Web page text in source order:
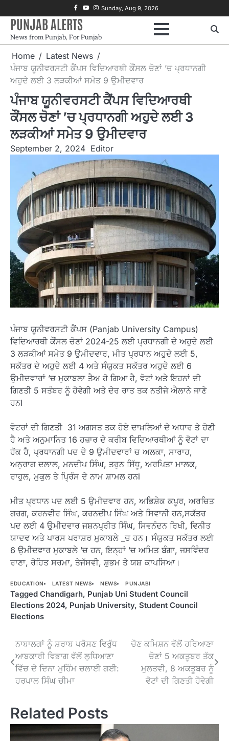
to
content
Facebook
Youtube
Instagram
Sunday, Aug 9, 2026
PUNJAB ALERTS
News from Punjab, For Punjab
Home
Latest News
ਪੰਜਾਬ ਯੂਨੀਵਰਸਟੀ ਕੈਂਪਸ ਵਿਦਿਆਰਥੀ ਕੌਂਸਲ ਚੋਣਾਂ ’ਚ ਪ੍ਰਧਾਨਗੀ
ਅਹੁਦੇ ਲਈ 3 ਲੜਕੀਆਂ ਸਮੇਤ 9 ਉਮੀਦਵਾਰ
ਪੰਜਾਬ ਯੂਨੀਵਰਸਟੀ ਕੈਂਪਸ ਵਿਦਿਆਰਥੀ
ਕੌਂਸਲ ਚੋਣਾਂ ’ਚ ਪ੍ਰਧਾਨਗੀ ਅਹੁਦੇ ਲਈ 3
ਲੜਕੀਆਂ ਸਮੇਤ 9 ਉਮੀਦਵਾਰ
September 2, 2024 Editor
ਪੰਜਾਬ ਯੂਨੀਵਰਸਟੀ ਕੈਂਪਸ (Panjab University Campus)
ਵਿਦਿਆਰਥੀ ਕੌਂਸਲ ਚੋਣਾਂ 2024-25 ਲਈ ਪ੍ਰਧਾਨਗੀ ਦੇ ਅਹੁਦੇ ਲਈ
3 ਲੜਕੀਆਂ ਸਮੇਤ 9 ਉਮੀਦਵਾਰ, ਮੀਤ ਪ੍ਰਧਾਨ ਅਹੁਦੇ ਲਈ 5,
ਸਕੱਤਰ ਦੇ ਅਹੁਦੇ ਲਈ 4 ਅਤੇ ਸੰਯੁਕਤ ਸਕੱਤਰ ਅਹੁਦੇ ਲਈ 6
ਉਮੀਦਵਾਰਾਂ ’ਚ ਮੁਕਾਬਲਾ ਤੈਅ ਹੋ ਗਿਆ ਹੈ, ਵੋਟਾਂ ਅਤੇ ਇਹਨਾਂ ਦੀ
ਗਿਣਤੀ 5 ਸਤੰਬਰ ਨੂੰ ਹੋਵੇਗੀ ਅਤੇ ਦੇਰ ਰਾਤ ਤਕ ਨਤੀਜੇ ਐਲਾਨੇ ਜਾਣੇ
ਹਨl
ਵੋਟਰਾਂ ਦੀ ਗਿਣਤੀ 31 ਅਗਸਤ ਤਕ ਹੋਏ ਦਾਖ਼ਲਿਆਂ ਦੇ ਅਧਾਰ ਤੇ ਹੋਣੀ
ਹੈ ਅਤੇ ਅਨੁਮਾਨਿਤ 16 ਹਜ਼ਾਰ ਦੇ ਕਰੀਬ ਵਿਦਿਆਰਥੀਆਂ ਨੂੰ ਵੋਟਾਂ ਦਾ
ਹੱਕ ਹੈ, ਪ੍ਰਧਾਨਗੀ ਪਦ ਦੇ 9 ਉਮੀਦਵਾਰਾਂ ਚ ਅਲਕਾ, ਸਾਰਾਹ,
ਅਨੁਰਾਗ ਦਲਾਲ, ਮਨਦੀਪ ਸਿੰਘ, ਤਰੁਨ ਸਿੱਧੂ, ਅਰਪਿਤਾ ਮਾਲਕ,
ਰਾਹੁਲ, ਮੁਕੁਲ ਤੇ ਪ੍ਰਿੰਸ ਦੇ ਨਾਮ ਸ਼ਾਮਲ ਹਨl
ਮੀਤ ਪ੍ਰਧਾਨ ਪਦ ਲਈ 5 ਉਮੀਦਵਾਰ ਹਨ, ਅਭਿਸ਼ੇਕ ਕਪੂਰ, ਅਰਚਿਤ
ਗਰਗ, ਕਰਨਵੀਰ ਸਿੰਘ, ਕਰਨਦੀਪ ਸਿੰਘ ਅਤੇ ਸਿਵਾਨੀ ਹਨ,ਸਕੱਤਰ
ਪਦ ਲਈ 4 ਉਮੀਦਵਾਰ ਜਸ਼ਨਪ੍ਰੀਤ ਸਿੰਘ, ਸਿਵਨੰਦਨ ਰਿਖੀ, ਵਿਨੀਤ
ਯਾਦਵ ਅਤੇ ਪਾਰਸ ਪਰਾਸ਼ਰ ਮੁਕਾਬਲੇ _ਚ ਹਨ। ਸੰਯੁਕਤ ਸਕੱਤਰ ਲਈ
6 ਉਮੀਦਵਾਰ ਮੁਕਾਬਲੇ ’ਚ ਹਨ, ਇਨ੍ਹਾਂ ’ਚ ਅਮਿਤ ਬੰਗਾ, ਜਸਵਿੰਦਰ
ਰਾਣਾ, ਰੋਹਿਤ ਸਰਮਾ, ਤੇਜੱਸਵੀ, ਸ਼ੁਭਮ ਤੇ ਯਸ਼ ਕਾਪਸਿਆ।
EDUCATION LATEST NEWS NEWS PUNJABI
Tagged Chandigarh, Punjab Uni Student Council
Elections 2024, Punjab University, Student Council
Elections
Post
navigation
ਨਾਬਾਲਗਾਂ ਨੂੰ ਸ਼ਰਾਬ ਪਰੋਸਣ ਵਿਰੁੱਧ
ਆਬਕਾਰੀ ਵਿਭਾਗ ਵੱਲੋਂ ਲੁਧਿਆਣਾ
ਵਿੱਚ ਦੋ ਦਿਨਾ ਮੁਹਿੰਮ ਚਲਾਈ ਗਈ:
ਹਰਪਾਲ ਸਿੰਘ ਚੀਮਾ
ਚੋਣ ਕਮਿਸ਼ਨ ਵੱਲੋਂ ਹਰਿਆਣਾ
ਚੋਣਾਂ 5 ਅਕਤੂਬਰ ਤੱਕ
ਮੁਲਤਵੀ, 8 ਅਕਤੂਬਰ ਨੂੰ
ਵੋਟਾਂ ਦੀ ਗਿਣਤੀ ਹੋਵੇਗੀ
Related Posts